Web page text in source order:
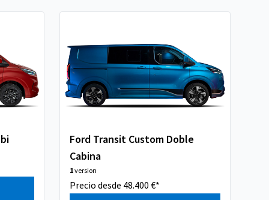
Ford Transit Custom Doble
Cabina
1version
Precio desde 48.400 €*